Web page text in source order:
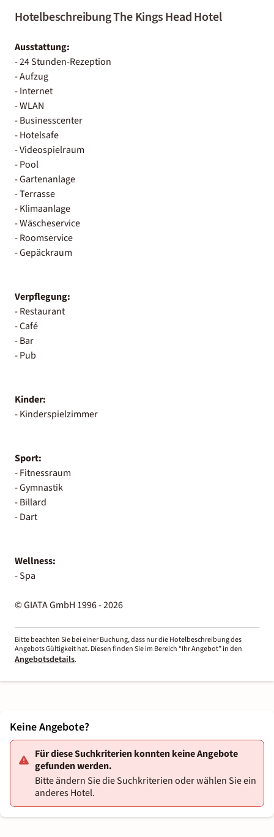
Hotelbeschreibung The Kings Head Hotel
Ausstattung:
- 24 Stunden-Rezeption
- Aufzug
- Internet
- WLAN
- Businesscenter
- Hotelsafe
- Videospielraum
- Pool
- Gartenanlage
- Terrasse
- Klimaanlage
- Wäscheservice
- Roomservice
- Gepäckraum
Verpflegung:
- Restaurant
- Café
- Bar
- Pub
Kinder:
- Kinderspielzimmer
Sport:
- Fitnessraum
- Gymnastik
- Billard
- Dart
Wellness:
- Spa
© GIATA GmbH 1996 - 2026
Bitte beachten Sie bei einer Buchung, dass nur die Hotelbeschreibung des
Angebots Gültigkeit hat. Diesen finden Sie im Bereich “Ihr Angebot” in den
Angebotsdetails.
Keine Angebote?
Für diese Suchkriterien konnten keine Angebote
gefunden werden.
Bitte ändern Sie die Suchkriterien oder wählen Sie ein
anderes Hotel.